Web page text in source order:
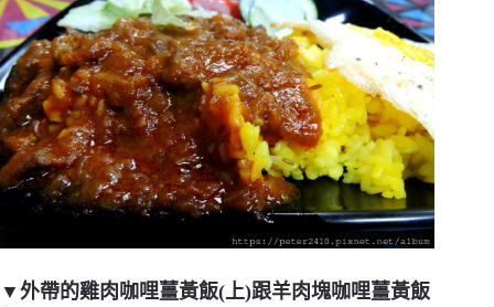
▼外帶的雞肉咖哩薑黃飯(上)跟羊肉塊咖哩薑黃飯